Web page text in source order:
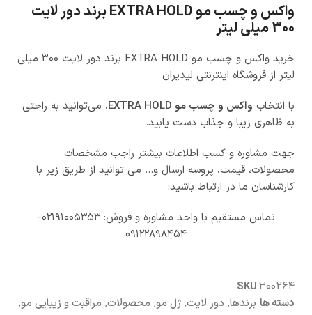
واکس و چسب مو EXTRA HOLD برند دور لایت
300 میلی لیتر
خرید واکس و چسب مو EXTRA HOLD برند دور لایت 300 میلی
لیتر از فروشگاه اینترنتی لیدیران
با انتخاب واکس و چسب مو EXTRA HOLD
، می‌توانید به راحتی
به ظاهری زیبا و جذاب دست یابید.
جهت مشاوره و کسب اطلاعات بیشتر راجب مشخصات
محصولات، قیمت، پروسه ارسال و… می توانید از طریق زیر با
کارشناسان ما در ارتباط باشید:
تماس مستقیم با واحد مشاوره و فروش: ۰۲۱۹۱۰۰۵۳۵۳-
۰۹۱۲۲۸۹۸۴۵۴
SKU300264
دسته ها برندها, دور لایت, ژل مو, محصولات, مراقبت و زیبایی مو,